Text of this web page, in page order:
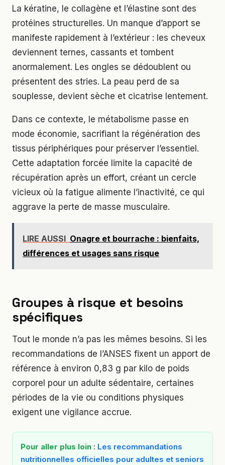
La kératine, le collagène et l’élastine sont des
protéines structurelles. Un manque d’apport se
manifeste rapidement à l’extérieur : les cheveux
deviennent ternes, cassants et tombent
anormalement. Les ongles se dédoublent ou
présentent des stries. La peau perd de sa
souplesse, devient sèche et cicatrise lentement.
Dans ce contexte, le métabolisme passe en
mode économie, sacrifiant la régénération des
tissus périphériques pour préserver l’essentiel.
Cette adaptation forcée limite la capacité de
récupération après un effort, créant un cercle
vicieux où la fatigue alimente l’inactivité, ce qui
aggrave la perte de masse musculaire.
LIRE AUSSI Onagre et bourrache : bienfaits,
différences et usages sans risque
Groupes à risque et besoins
spécifiques
Tout le monde n’a pas les mêmes besoins. Si les
recommandations de l’ANSES fixent un apport de
référence à environ 0,83 g par kilo de poids
corporel pour un adulte sédentaire, certaines
périodes de la vie ou conditions physiques
exigent une vigilance accrue.
Pour aller plus loin : Les recommandations
nutritionnelles officielles pour adultes et seniors